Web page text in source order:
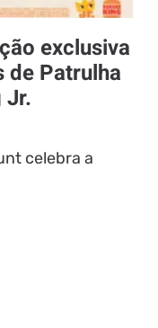
exclusiva
de Patrulha
Jr.
celebra a